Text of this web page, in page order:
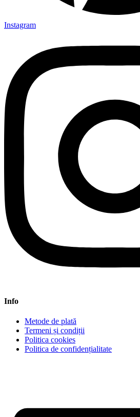
Instagram
Info
Metode de plată
Termeni și condiții
Politica cookies
Politica de confidențialitate